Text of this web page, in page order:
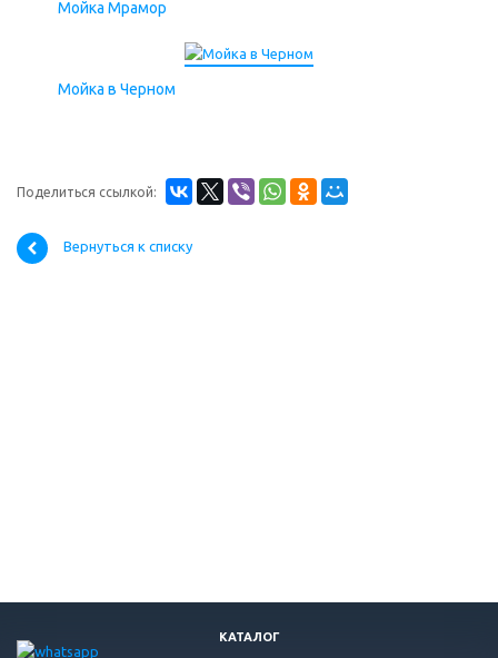
Мойка Мрамор
Мойка в Черном
Поделиться ссылкой:
Вернуться к списку
КАТАЛОГ